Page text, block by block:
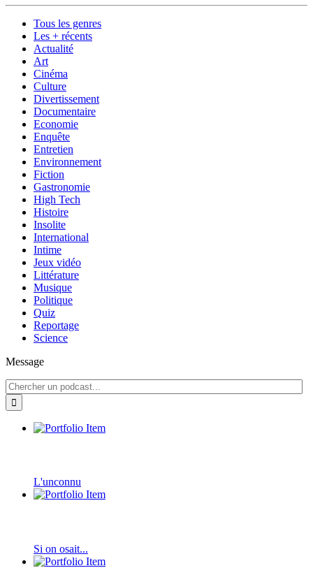
Tous les genres
Les + récents
Actualité
Art
Cinéma
Culture
Divertissement
Documentaire
Economie
Enquête
Entretien
Environnement
Fiction
Gastronomie
High Tech
Histoire
Insolite
International
Intime
Jeux vidéo
Littérature
Musique
Politique
Quiz
Reportage
Science
Message
L'unconnu
Si on osait...